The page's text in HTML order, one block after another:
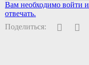
Вам необходимо войти
отвечать.
Поделиться: